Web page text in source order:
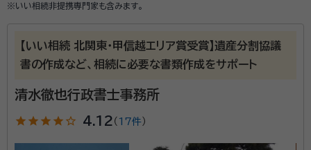
※いい相続非提携専門家も含みます。
【いい相続 北関東・甲信越エリア賞受賞】遺産分割協議
書の作成など、相続に必要な書類作成をサポート
清水徹也行政書士事務所
star star star star star_outline 4.12 （ 17件 ）